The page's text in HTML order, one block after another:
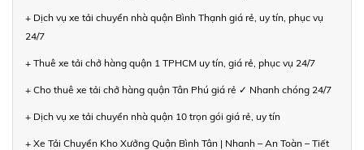
+ Dịch vụ xe tải chuyển nhà quận Bình Thạnh giá rẻ, uy tín, phục vụ
24/7
+ Thuê xe tải chở hàng quận 1 TPHCM uy tín, giá rẻ, phục vụ 24/7
+ Cho thuê xe tải chở hàng quận Tân Phú giá rẻ ✓ Nhanh chóng 24/7
+ Dịch vụ xe tải chuyển nhà quận 10 trọn gói giá rẻ, uy tín
+ Xe Tải Chuyển Kho Xưởng Quận Bình Tân | Nhanh – An Toàn – Tiết